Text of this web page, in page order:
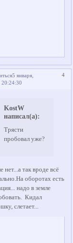
4
5 января,
20:24:30
KostW
написал(а):
Трясти
пробовал уже?
нет...а так вроде всё
оборотах есть
надо в земле
Кидал
слетает...